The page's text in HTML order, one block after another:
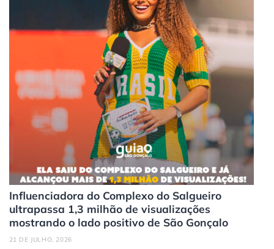
Influenciadora do Complexo do Salgueiro
ultrapassa 1,3 milhão de visualizações
mostrando o lado positivo de São Gonçalo
21 DE JULHO, 2026